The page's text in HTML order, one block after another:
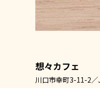
想々カフェ
川口市幸町3-11-2／